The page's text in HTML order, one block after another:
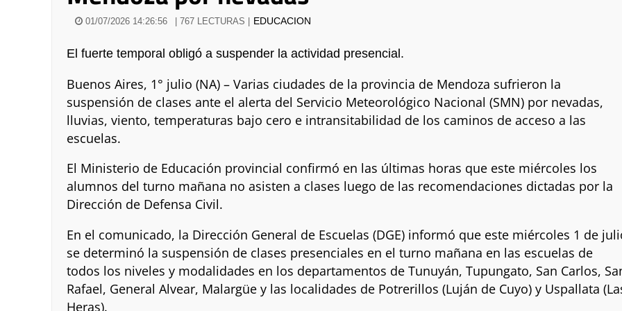
01/07/2026 14:26:56 | 767 LECTURAS | EDUCACION
El fuerte temporal obligó a suspender la actividad presencial.
Buenos Aires, 1° julio (NA) – Varias ciudades de la provincia de Mendoza sufrieron la
suspensión de clases ante el alerta del Servicio Meteorológico Nacional (SMN) por nevadas,
lluvias, viento, temperaturas bajo cero e intransitabilidad de los caminos de acceso a las
escuelas.
El Ministerio de Educación provincial confirmó en las últimas horas que este miércoles los
alumnos del turno mañana no asisten a clases luego de las recomendaciones dictadas por la
Dirección de Defensa Civil.
En el comunicado, la Dirección General de Escuelas (DGE) informó que este miércoles 1 de
se determinó la suspensión de clases presenciales en el turno mañana en las escuelas de
todos los niveles y modalidades en los departamentos de Tunuyán, Tupungato, San Carlos,
Rafael, General Alvear, Malargüe y las localidades de Potrerillos (Luján de Cuyo) y Uspallata
Heras).